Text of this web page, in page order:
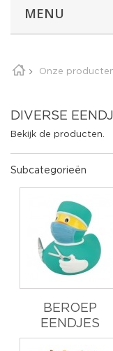
MENU
Onze
DIVERSE
Bekijk de producten.
Subcategorieën
BEROEP
EENDJES